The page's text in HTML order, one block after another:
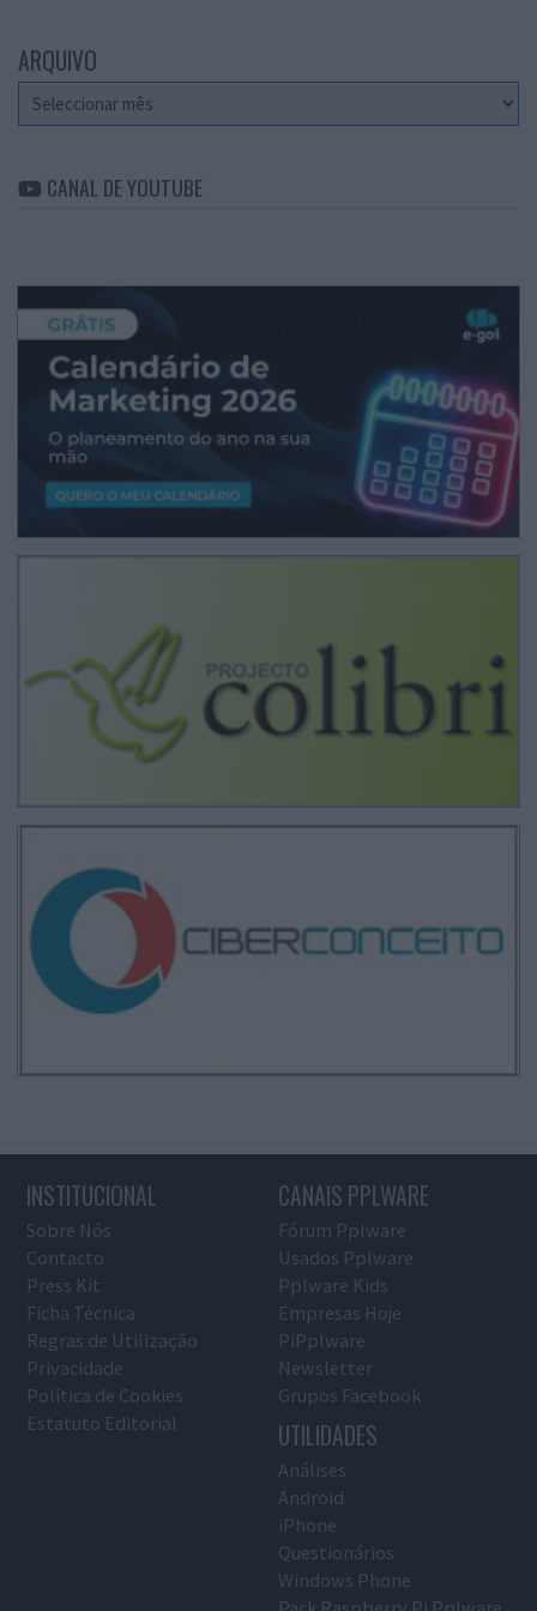
ARQUIVO
Arquivo
CANAL DE YOUTUBE
INSTITUCIONAL
Sobre Nós
Contacto
Press Kit
Ficha Técnica
Regras de Utilização
Privacidade
Política de Cookies
Estatuto Editorial
CANAIS PPLWARE
Fórum Pplware
Usados Pplware
Pplware Kids
Empresas Hoje
PiPplware
Newsletter
Grupos Facebook
UTILIDADES
Análises
Android
iPhone
Questionários
Windows Phone